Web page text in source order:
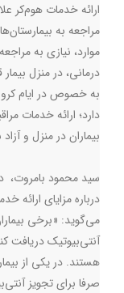
ارائه خدمات هوم‌کر
مراجعه به
موارد، نیازی به
درمانی، در منزل
به خصوص در ایام
دارد؛ ارائه خدمات
بیماران در منزل و
سید محمود بامروت،
درباره مزایای ارائه
می‌گوید: «برخی
آنتی‌بیوتیک دریافت
هستند. در یکی از
صرفا برای تجویز